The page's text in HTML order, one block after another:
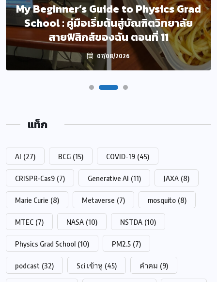
My Beginner’s Guide to Physics Grad
School : คู่มือเริ่มต้นสู่บัณฑิตวิทยาลัย
สายฟิสิกส์ของฉัน ตอนที่ 11
07/08/2026
แท็ก
AI (27) BCG (15) COVID-19 (45)
CRISPR-Cas9 (7) Generative AI (11) JAXA (8)
Marie Curie (8) Metaverse (7) mosquito (8)
MTEC (7) NASA (10) NSTDA (10)
Physics Grad School (10) PM2.5 (7)
podcast (32) Sci เข้าหู (45) คำคม (9)